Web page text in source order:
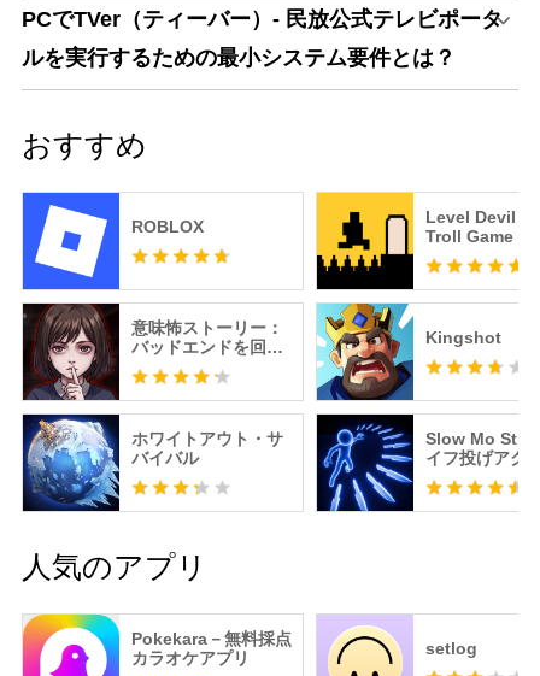
PCでTVer（ティーバー）- 民放公式テレビポータ
ルを実行するための最小システム要件とは？
おすすめ
ROBLOX
Level Devil -
Troll Game
意味怖ストーリー：
バッドエンドを回避
せよ！
Kingshot
ホワイトアウト・サ
バイバル
Slow Mo
イフ投げアク
人気のアプリ
Pokekara－無料採点
カラオケアプリ
setlog